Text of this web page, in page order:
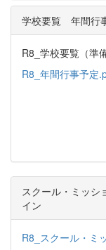
学校要覧 年間行
R8_学校要覧（準
R8_年間行事予定
スクール・ミッシ
イン
R8_スクール・ミ